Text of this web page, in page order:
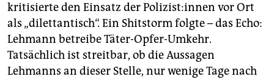
kritisierte den Einsatz der Po­li­zis­t:in­nen vor Ort
als „dilettantisch“. Ein Shitstorm folgte – das Echo:
Lehmann betreibe Täter-Opfer-Umkehr.
Tatsächlich ist streitbar, ob die Aussagen
Lehmanns an dieser Stelle, nur wenige Tage nach